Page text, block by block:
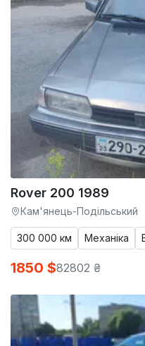
Rover 200 1989
Кам'янець-Подільський
300 000 км Механіка
1850 $82802 ₴